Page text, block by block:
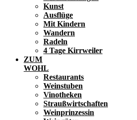
Kunst
Ausflüge
Mit Kindern
Wandern
Radeln
4 Tage Kirrweiler
ZUM
WOHL
Restaurants
Weinstuben
Vinotheken
Straußwirtschaften
Weinprinzessin